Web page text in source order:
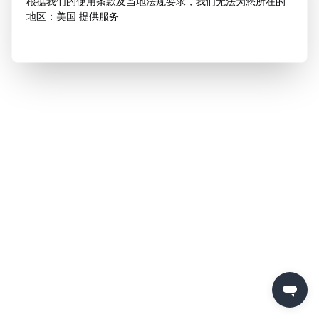
地区：美国 提供服务